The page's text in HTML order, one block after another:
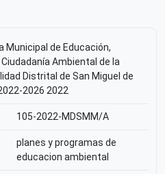
Municipal de Educación,
Ambiental de la
Distrital de San Miguel de
2026 2022
105-2022-MDSMM/A
planes y programas de
educacion ambiental